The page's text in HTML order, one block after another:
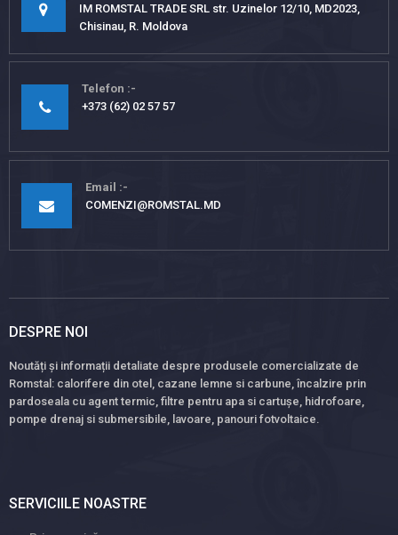
IM ROMSTAL TRADE SRL str. Uzinelor 12/10, MD2023,
Chisinau, R. Moldova
Telefon
+373 (62) 02 57 57
Email
COMENZI@ROMSTAL.MD
DESPRE NOI
Noutăți și informații detaliate despre produsele comercializate de
Romstal: calorifere din otel, cazane lemne si carbune, încalzire prin
pardoseala cu agent termic, filtre pentru apa si cartușe, hidrofoare,
pompe drenaj si submersibile, lavoare, panouri fotvoltaice.
SERVICIILE NOASTRE